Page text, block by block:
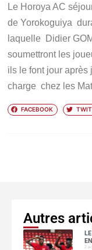
Le Horoya AC
de Yorokoguiya
laquelle Didier
soumettront les
ils le font jour après
charge chez les
FACEBOOK
Autres
2